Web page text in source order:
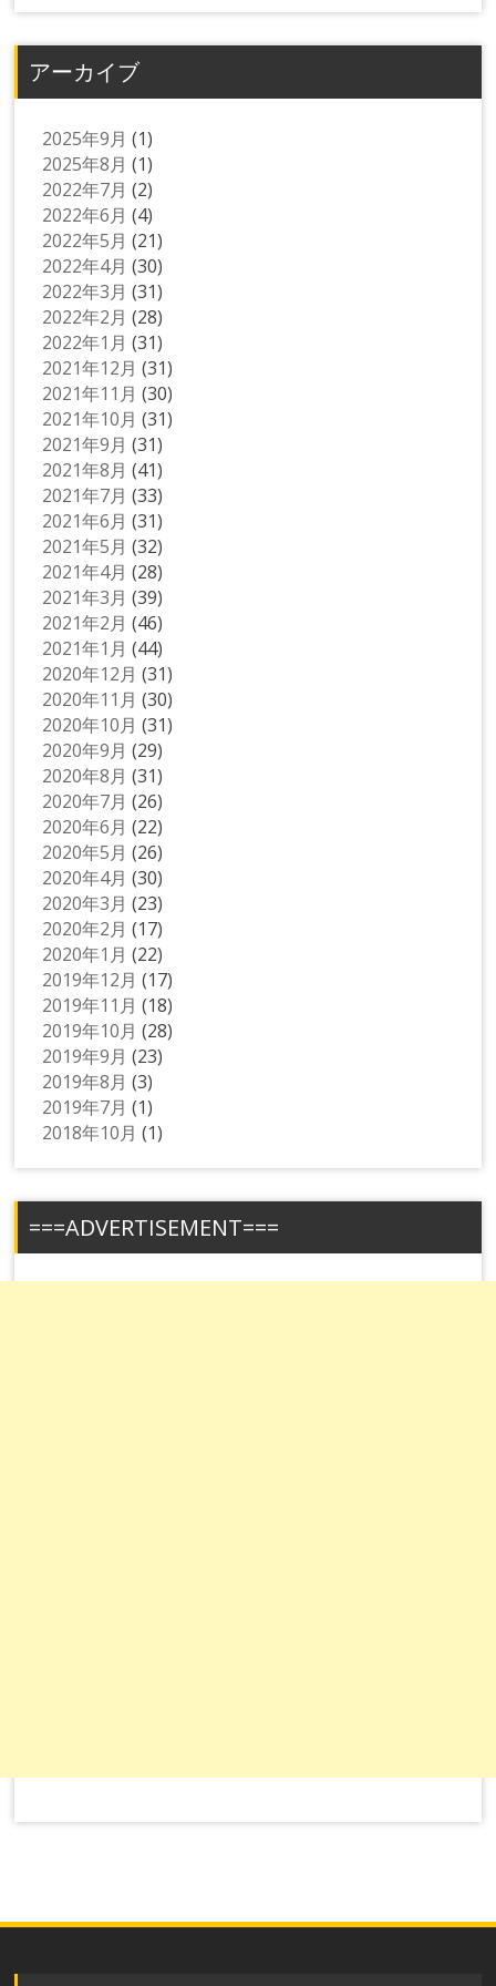
アーカイブ
2025年9月 (1)
2025年8月 (1)
2022年7月 (2)
2022年6月 (4)
2022年5月 (21)
2022年4月 (30)
2022年3月 (31)
2022年2月 (28)
2022年1月 (31)
2021年12月 (31)
2021年11月 (30)
2021年10月 (31)
2021年9月 (31)
2021年8月 (41)
2021年7月 (33)
2021年6月 (31)
2021年5月 (32)
2021年4月 (28)
2021年3月 (39)
2021年2月 (46)
2021年1月 (44)
2020年12月 (31)
2020年11月 (30)
2020年10月 (31)
2020年9月 (29)
2020年8月 (31)
2020年7月 (26)
2020年6月 (22)
2020年5月 (26)
2020年4月 (30)
2020年3月 (23)
2020年2月 (17)
2020年1月 (22)
2019年12月 (17)
2019年11月 (18)
2019年10月 (28)
2019年9月 (23)
2019年8月 (3)
2019年7月 (1)
2018年10月 (1)
===ADVERTISEMENT===